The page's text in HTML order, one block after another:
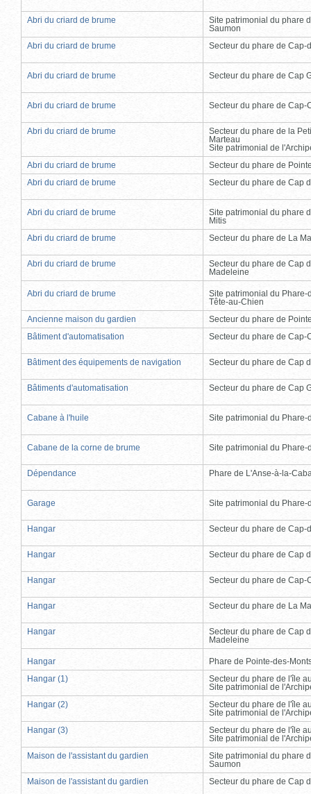
Abri du criard de brume
Site patrimonial du phare
Saumon
Abri du criard de brume
Secteur du phare de Cap-
Abri du criard de brume Secteur du phare de Cap
Abri du criard de brume Secteur du phare de Cap-
Abri du criard de brume
Secteur du phare de la
Marteau
Site patrimonial de
Abri du criard de brume
Secteur du phare de
Abri du criard de brume
Secteur du phare de Cap
Abri du criard de brume
Site patrimonial du phare
Mitis
Abri du criard de brume
Secteur du phare de La
Abri du criard de brume
Secteur du phare de Cap
Madeleine
Abri du criard de brume
Site patrimonial du Phare-
Tête-au-Chien
Ancienne maison du gardien
Secteur du phare de
Bâtiment d'automatisation
Secteur du phare de Cap-
Bâtiment des équipements de navigation Secteur du phare de Cap
Bâtiments d'automatisation Secteur du phare de Cap
Cabane à l'huile Site patrimonial du Phare-
Cabane de la corne de brume Site patrimonial du Phare-
Dépendance Phare de L'Anse-à-la-
Garage Site patrimonial du Phare-
Hangar Secteur du phare de Cap-
Hangar Secteur du phare de Cap
Hangar Secteur du phare de Cap-
Hangar Secteur du phare de La
Hangar
Secteur du phare de Cap
Madeleine
Hangar
Phare de Pointe-des-
Hangar (1)
Secteur du phare de l'île
Site patrimonial de
Hangar (2)
Secteur du phare de l'île
Site patrimonial de
Hangar (3)
Secteur du phare de l'île
Site patrimonial de
Maison de l'assistant du gardien
Site patrimonial du phare
Saumon
Maison de l'assistant du gardien
Secteur du phare de Cap